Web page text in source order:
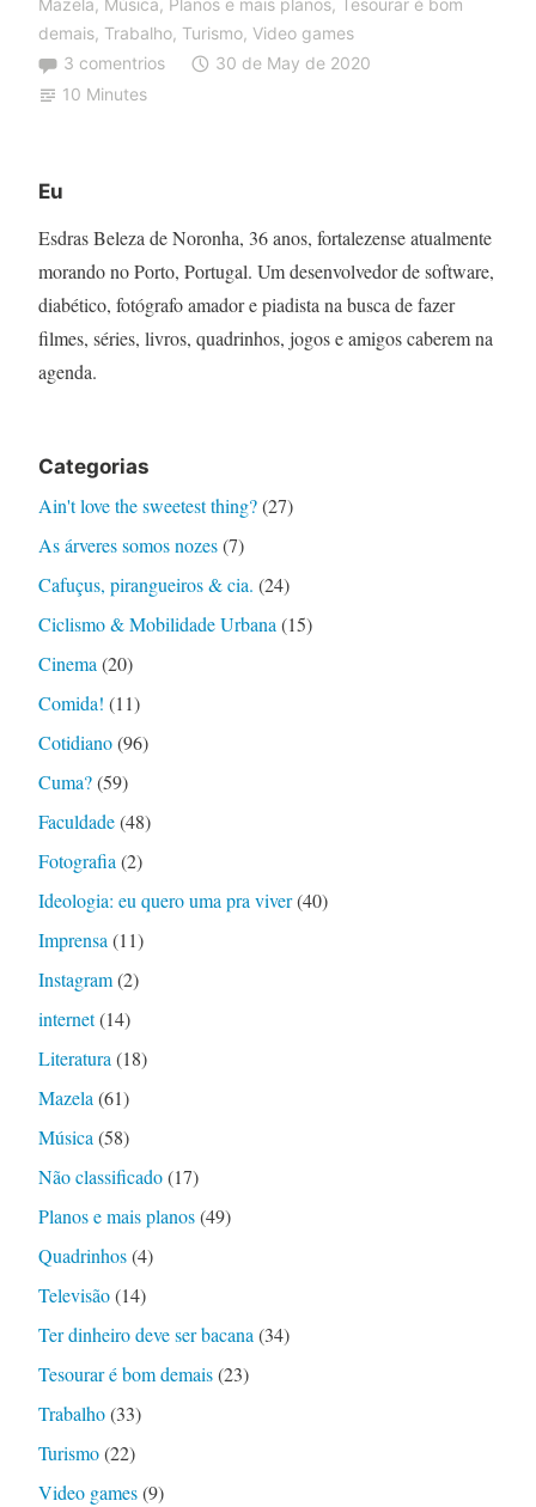
Mazela, Música, Planos e mais planos,
Tesourar é bom
demais, Trabalho, Turismo, Video games
3 comentrios
30 de May de 2020
10 Minutes
Eu
Esdras Beleza de Noronha, 36 anos, fortalezense atualmente
morando no Porto, Portugal. Um desenvolvedor de software,
diabético, fotógrafo amador e piadista na busca de fazer
filmes, séries, livros, quadrinhos, jogos e amigos caberem na
agenda.
Categorias
Ain't love the sweetest thing?(27)
As árveres somos nozes(7)
Cafuçus, pirangueiros & cia. (24)
Ciclismo & Mobilidade Urbana(15)
Cinema(20)
Comida! (11)
Cotidiano(96)
Cuma?(59)
Faculdade(48)
Fotografia(2)
Ideologia: eu quero uma pra viver(40)
Imprensa(11)
Instagram(2)
internet(14)
Literatura(18)
Mazela(61)
Música(58)
Não classificado(17)
Planos e mais planos(49)
Quadrinhos(4)
Televisão(14)
Ter dinheiro deve ser bacana(34)
Tesourar é bom demais(23)
Trabalho(33)
Turismo(22)
Video games(9)